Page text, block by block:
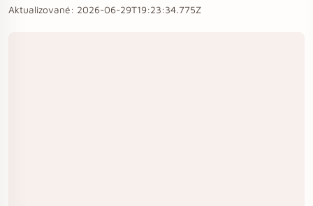
Aktualizované: 2026-06-29T19:23:34.775Z